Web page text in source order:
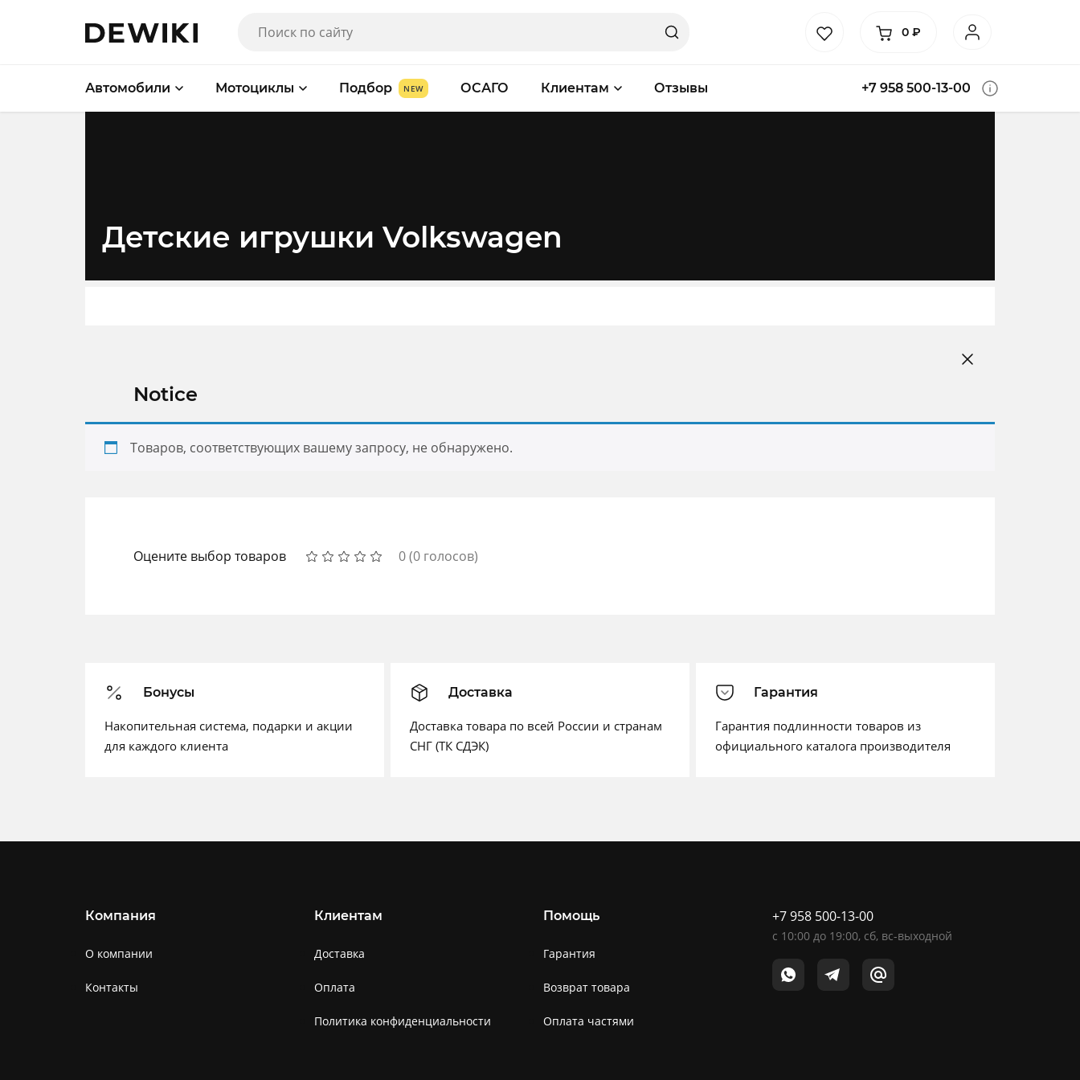
0 ₽
Автомобили Мотоциклы Подбор ОСАГО Клиентам Отзывы +7 958 500-13-00
Детские игрушки Volkswagen
Notice
Товаров, соответствующих вашему запросу, не обнаружено.
Оцените выбор товаров 0(0 голосов)
Бонусы
Накопительная система, подарки и акции
для каждого клиента
Доставка
Доставка товара по всей России и странам
СНГ (ТК СДЭК)
Гарантия
Гарантия подлинности товаров из
официального каталога производителя
Компания
О компании
Контакты
Клиентам
Доставка
Оплата
Политика конфиденциальности
Помощь
Гарантия
Возврат товара
Оплата частями
+7 958 500-13-00
c 10:00 до 19:00, сб, вс-выходной